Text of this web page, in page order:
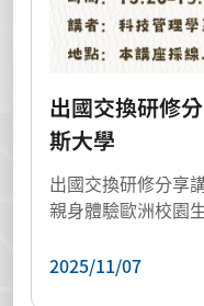
出國交換研修
斯大學
出國交換研修分享
親身體驗歐洲校園
2025/11/07